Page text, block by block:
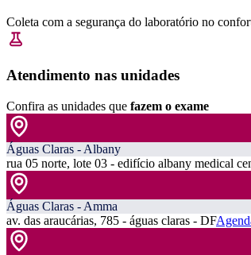
Coleta com a segurança do laboratório no
Atendimento nas unidades
Confira as unidades que fazem o exame
Águas Claras - Albany
rua 05 norte, lote 03 - edifício albany medical
Águas Claras - Amma
av. das araucárias, 785 - águas claras - DF